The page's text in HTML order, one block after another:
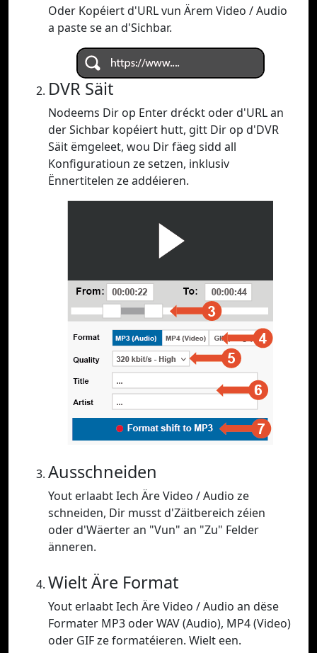
Oder Kopéiert d'URL vun Ärem Video / Audio
a paste se an d'Sichbar.
DVR Säit
Nodeems Dir op Enter dréckt oder d'URL an
der Sichbar kopéiert hutt, gitt Dir op d'DVR
Säit ëmgeleet, wou Dir fäeg sidd all
Konfiguratioun ze setzen, inklusiv
Ënnertitelen ze addéieren.
Ausschneiden
Yout erlaabt Iech Äre Video / Audio ze
schneiden, Dir musst d'Zäitbereich zéien
oder d'Wäerter an "Vun" an "Zu" Felder
änneren.
Wielt Äre Format
Yout erlaabt Iech Äre Video / Audio an dëse
Formater MP3 oder WAV (Audio), MP4 (Video)
oder GIF ze formatéieren. Wielt een.